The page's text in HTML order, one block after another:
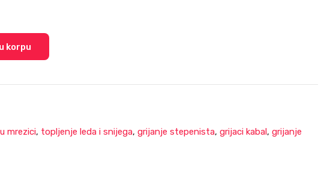
korpu
mrezici, topljenje leda i snijega,grijanje stepenista,grijaci kabal,grijanje